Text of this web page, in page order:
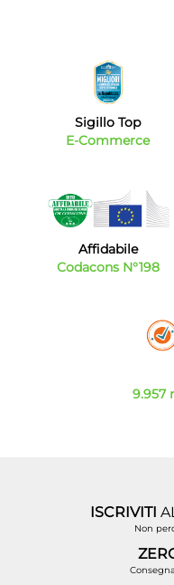
Casse audio
casse bluetooth
festa ovunque ti
Ricordati che su
diffusori audio
particolarmente utili
mantenimento dei
Sigillo Top
E-Commerce
Affidabile
Codacons N°198
9.957
ISCRIVITI
Non